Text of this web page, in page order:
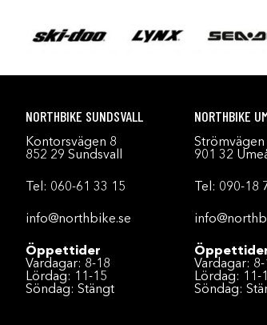
NORTHBIKE SUNDSVALL
Kontorsvägen 8
852 29 Sundsvall
Tel: 060-61 33 15
info@northbike.se
Öppettider
Vardagar: 8-18
Lördag: 11-15
Söndag: Stängt
NORTHBIKE
Strömvägen
901 32
Tel: 090-18
Vardagar: 8-
Lördag: 11-
Söndag: